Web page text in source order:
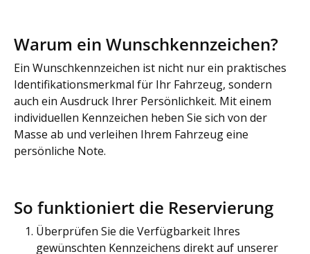
Warum ein Wunschkennzeichen?
Ein Wunschkennzeichen ist nicht nur ein praktisches
Identifikationsmerkmal für Ihr Fahrzeug, sondern
auch ein Ausdruck Ihrer Persönlichkeit. Mit einem
individuellen Kennzeichen heben Sie sich von der
Masse ab und verleihen Ihrem Fahrzeug eine
persönliche Note.
So funktioniert die Reservierung
Überprüfen Sie die Verfügbarkeit Ihres
gewünschten Kennzeichens direkt auf unserer